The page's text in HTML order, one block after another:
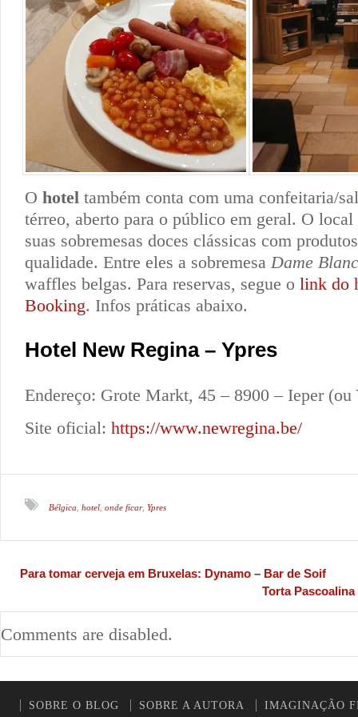
O hotel também conta com uma confeitaria/
térreo, aberto para o público em geral. O
suas sobremesas doces clássicas com
qualidade. Entre eles a sobremesa Dame
waffles belgas. Para reservas, segue o link do
Booking. Infos práticas abaixo.
Hotel New Regina – Ypres
Endereço: Grote Markt, 45 – 8900 – Ieper (ou
Site oficial: https://www.newregina.be/
Bélgica, hotel, onde ficar, Ypres
Para tomar cerveja em Bruxelas: Dynamo – Bar de Soif
Torta
Comments are disabled.
SOBRE O BLOG SOBRE A AUTORA IMAGINAÇÃO